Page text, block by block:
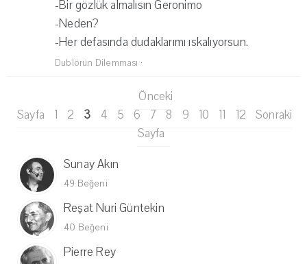
-Bir gözlük almalısın Geronimo
-Neden?
-Her defasında dudaklarımı ıskalıyorsun.
Dublörün Dilemması ·
Önceki
Sayfa
1 2 3 4 5 6 7 8 9 10 11 12
Sonraki
Sayfa
Sunay Akın
49 Beğeni
Reşat Nuri Güntekin
40 Beğeni
Pierre Rey